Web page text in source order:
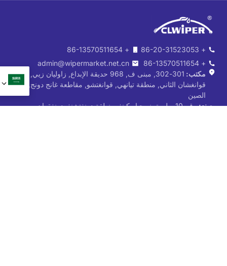
+ 86-20-31523053
+ 86-13570511654
+ 86-13570511654
admin@wipermarket.net.cn
مكتب:
301-302, مبنى ف, 968 حديقة الإبداع, زاوليان زيي, طريق
قوانغشان الثاني, منطقة تيانهي, قوانغتشو, مقاطعة غانج دونج,
الصين
مصنع:
رقم 10, طريق نيوجياو كينغ, منطقة دونغتشنغ, دونغقوان,